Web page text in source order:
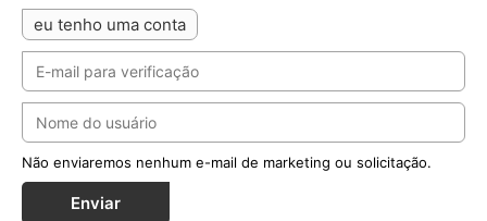
eu tenho uma conta
Não enviaremos nenhum e-mail de marketing ou solicitação.
Enviar